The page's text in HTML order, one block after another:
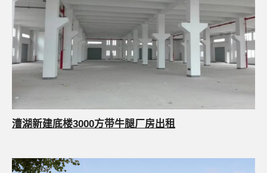
漕湖新建底楼3000方带牛腿厂房出租